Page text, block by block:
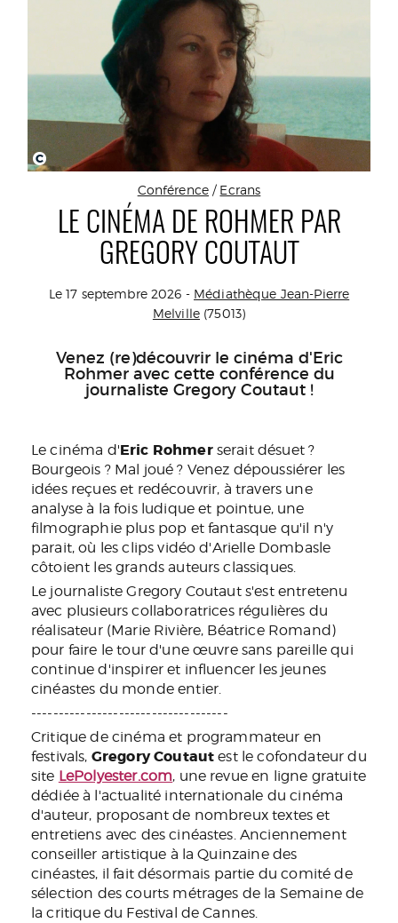
C
Conférence / Ecrans
LE CINÉMA DE ROHMER PAR
GREGORY COUTAUT
Le 17 septembre 2026 - Médiathèque Jean-Pierre
Melville (75013)
Venez (re)découvrir le cinéma d'Eric
Rohmer avec cette conférence du
journaliste Gregory Coutaut !
Le cinéma d'Eric Rohmerserait désuet ?
Bourgeois ? Mal joué ? Venez dépoussiérer les
idées reçues et redécouvrir, à travers une
analyse à la fois ludique et pointue, une
filmographie plus pop et fantasque qu'il n'y
parait, où les clips vidéo d'Arielle Dombasle
côtoient les grands auteurs classiques.
Le journaliste Gregory Coutaut s'est entretenu
avec plusieurs collaboratrices régulières du
réalisateur (Marie Rivière, Béatrice Romand)
pour faire le tour d'une œuvre sans pareille qui
continue d'inspirer et influencer les jeunes
cinéastes du monde entier.
------------------------------------
Critique de cinéma et programmateur en
festivals, Gregory Coutaut est le cofondateur du
site LePolyester.com, une revue en ligne gratuite
dédiée à l'actualité internationale du cinéma
d'auteur, proposant de nombreux textes et
entretiens avec des cinéastes. Anciennement
conseiller artistique à la Quinzaine des
cinéastes, il fait désormais partie du comité de
sélection des courts métrages de la Semaine de
la critique du Festival de Cannes.